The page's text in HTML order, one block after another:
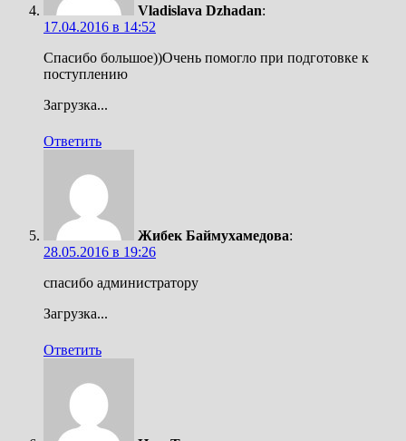
Vladislava Dzhadan:
17.04.2016 в 14:52
Спасибо большое))Очень помогло при подготовке к
поступлению
Загрузка...
Ответить
Жибек Баймухамедова:
28.05.2016 в 19:26
спасибо администратору
Загрузка...
Ответить